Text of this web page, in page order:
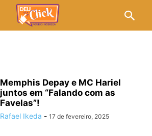
Memphis Depay e MC Hariel
juntos em “Falando com as
Favelas”!
Rafael Ikeda - 17 de fevereiro, 2025